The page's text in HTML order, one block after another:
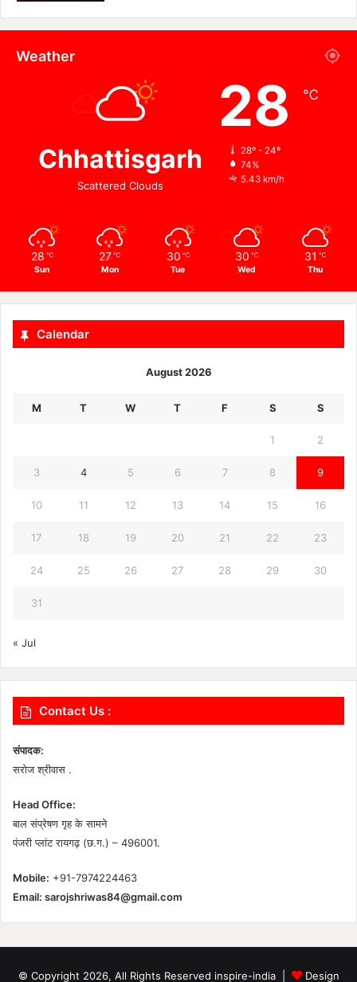
Weather
Chhattisgarh
Scattered Clouds
28 ℃
28º - 24º
74%
5.43 km/h
28 ℃
Sun
27 ℃
Mon
30 ℃
Tue
30 ℃
Wed
31 ℃
Thu
Calendar
August 2026
M T W T F S S
1 2
3 4 5 6 7 8 9
10 11 12 13 14 15 16
17 18 19 20 21 22 23
24 25 26 27 28 29 30
31
« Jul
Contact Us :
संपादक:
सरोज श्रीवास .
Head Office:
बाल संप्रेषण गृह के सामने
पंजरी प्लांट रायगढ़ (छ.ग.) – 496001.
Mobile: +91-7974224463
Email: sarojshriwas84@gmail.com
© Copyright 2026, All Rights Reserved inspire-india | Design